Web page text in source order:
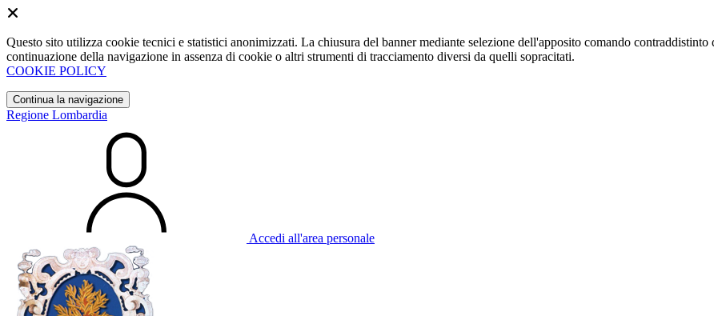
Questo sito utilizza cookie tecnici e statistici anonimizzati. La chiusura del banner mediante selezione dell'apposito comando
continuazione della navigazione in assenza di cookie o altri strumenti di tracciamento diversi da quelli sopracitati.
COOKIE POLICY
Continua la navigazione
Regione Lombardia
Accedi all'area personale